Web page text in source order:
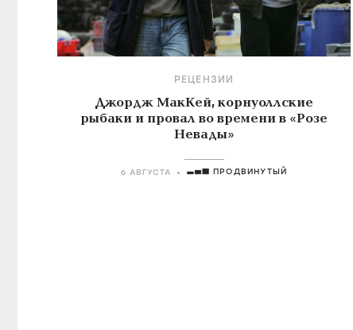
РЕЦЕНЗИИ
Джордж МакКей, корнуоллские
рыбаки и провал во времени в «Розе
Невады»
6 АВГУСТА ПРОДВИНУТЫЙ